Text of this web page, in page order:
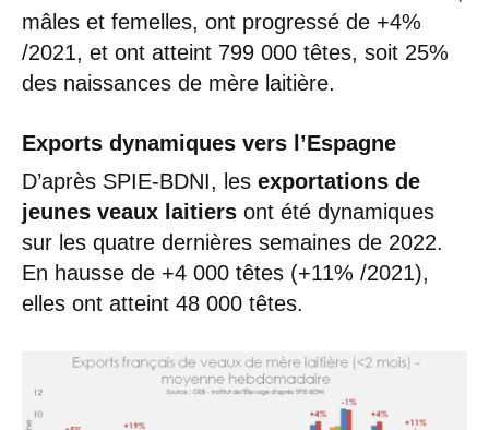
mâles et femelles, ont progressé de +4%
/2021, et ont atteint 799 000 têtes, soit 25%
des naissances de mère laitière.
Exports dynamiques vers l’Espagne
D’après SPIE-BDNI, les exportations de
jeunes veaux laitiers ont été dynamiques
sur les quatre dernières semaines de 2022.
En hausse de +4 000 têtes (+11% /2021),
elles ont atteint 48 000 têtes.